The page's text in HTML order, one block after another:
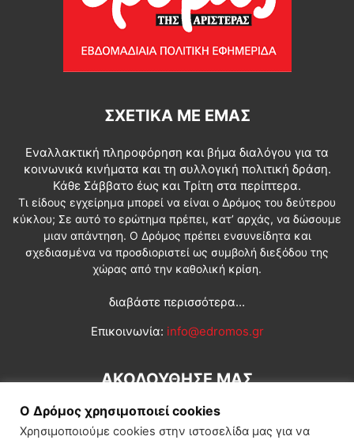
ΣΧΕΤΙΚΆ ΜΕ ΕΜΆΣ
Εναλλακτική πληροφόρηση και βήμα διαλόγου για τα
κοινωνικά κινήματα και τη συλλογική πολιτική δράση.
Κάθε Σάββατο έως και Τρίτη στα περίπτερα.
Τι είδους εγχείρημα μπορεί να είναι ο Δρόμος του δεύτερου
κύκλου; Σε αυτό το ερώτημα πρέπει, κατ’ αρχάς, να δώσουμε
μιαν απάντηση. Ο Δρόμος πρέπει ενσυνείδητα και
σχεδιασμένα να προσδιοριστεί ως συμβολή διεξόδου της
χώρας από την καθολική κρίση.
διαβάστε περισσότερα...
Επικοινωνία: info@edromos.gr
ΑΚΟΛΟΥΘΗΣΕ ΜΑΣ
Ο Δρόμος χρησιμοποιεί cookies
Χρησιμοποιούμε cookies στην ιστοσελίδα μας για να